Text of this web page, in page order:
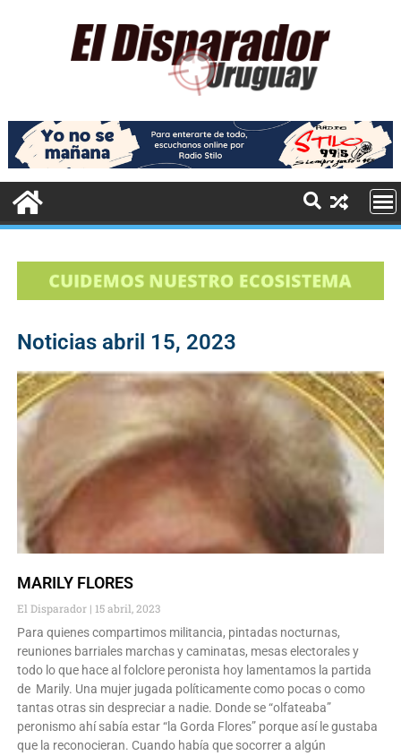
Noticias abril 15, 2023
MARILY FLORES
El Disparador
15 abril, 2023
Para quienes compartimos militancia, pintadas nocturnas,
reuniones barriales marchas y caminatas, mesas electorales y
todo lo que hace al folclore peronista hoy lamentamos la partida
de Marily. Una mujer jugada políticamente como pocas o como
tantas otras sin despreciar a nadie. Donde se “olfateaba”
peronismo ahí sabía estar “la Gorda Flores” porque así le gustaba
que la reconocieran. Cuando había que socorrer a algún